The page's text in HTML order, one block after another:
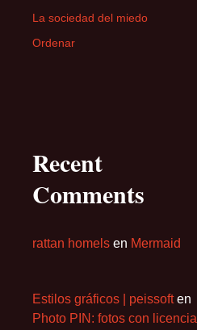
La sociedad del miedo
Ordenar
Recent
Comments
rattan homels en Mermaid
Estilos gráficos | peissoften
Photo PIN: fotos con licencia